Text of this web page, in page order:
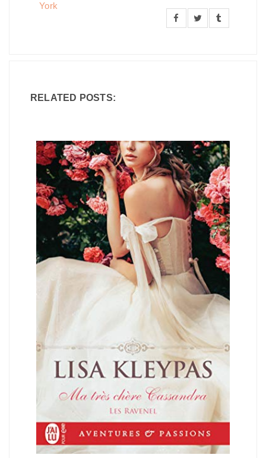
York
RELATED POSTS: